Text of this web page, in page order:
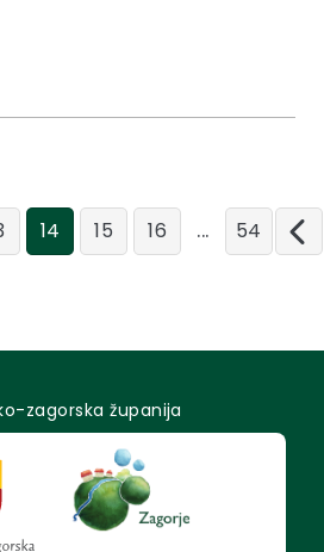
14 15 16 ... 54
zagorska županija